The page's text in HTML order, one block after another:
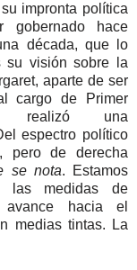
impronta política
gobernado hace
década, que lo
su visión sobre la
aparte de ser
cargo de Primer
realizó una
espectro político
pero de derecha
se nota. Estamos
las medidas de
hacia el
medias tintas. La